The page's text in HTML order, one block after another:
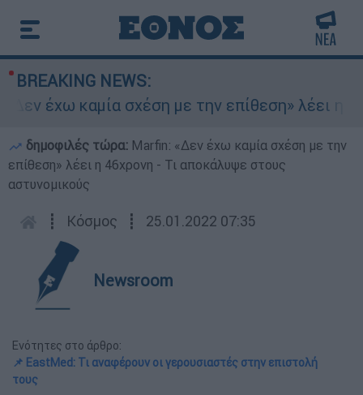
BREAKING NEWS:
έχω καμία σχέση με την επίθεση» λέει η
δημοφιλές τώρα: Marfin: «Δεν έχω καμία σχέση με την
επίθεση» λέει η 46χρονη - Τι αποκάλυψε στους
αστυνομικούς
┋ Κόσμος ┋ 25.01.2022 07:35
Newsroom
Ενότητες στο άρθρο:
📌 EastMed: Τι αναφέρουν οι γερουσιαστές στην επιστολή
τους